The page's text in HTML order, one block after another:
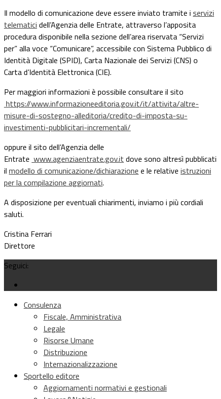
Il modello di comunicazione deve essere inviato tramite i servizi
telematici dell’Agenzia delle Entrate, attraverso l’apposita
procedura disponibile nella sezione dell’area riservata “Servizi
per” alla voce “Comunicare”, accessibile con Sistema Pubblico di
Identità Digitale (SPID), Carta Nazionale dei Servizi (CNS) o
Carta d’Identità Elettronica (CIE).
Per maggiori informazioni è possibile consultare il sito
https://www.informazioneeditoria.gov.it/it/attivita/altre-
misure-di-sostegno-alleditoria/credito-di-imposta-su-
investimenti-pubblicitari-incrementali/
oppure il sito dell’Agenzia delle
Entrate www.agenziaentrate.gov.it dove sono altresì pubblicati
il modello di comunicazione/dichiarazione e le relative istruzioni
per la compilazione aggiornati.
A disposizione per eventuali chiarimenti, inviamo i più cordiali
saluti.
Cristina Ferrari
Direttore
Seguici:
Consulenza
Fiscale, Amministrativa
Legale
Risorse Umane
Distribuzione
Internazionalizzazione
Sportello editore
Aggiornamenti normativi e gestionali